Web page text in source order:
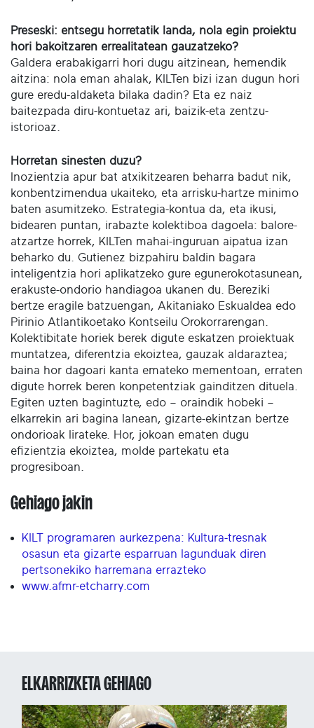
Preseski: entsegu horretatik landa, nola egin proiektu
hori bakoitzaren errealitatean gauzatzeko?
Galdera erabakigarri hori dugu aitzinean, hemendik
aitzina: nola eman ahalak, KILTen bizi izan dugun hori
gure eredu-aldaketa bilaka dadin? Eta ez naiz
baitezpada diru-kontuetaz ari, baizik-eta zentzu-
istorioaz.
Horretan sinesten duzu?
Inozientzia apur bat atxikitzearen beharra badut nik,
konbentzimendua ukaiteko, eta arrisku-hartze minimo
baten asumitzeko. Estrategia-kontua da, eta ikusi,
bidearen puntan, irabazte kolektiboa dagoela: balore-
atzartze horrek, KILTen mahai-inguruan aipatua izan
beharko du. Gutienez bizpahiru baldin bagara
inteligentzia hori aplikatzeko gure egunerokotasunean,
erakuste-ondorio handiagoa ukanen du. Bereziki
bertze eragile batzuengan, Akitaniako Eskualdea edo
Pirinio Atlantikoetako Kontseilu Orokorrarengan.
Kolektibitate horiek berek digute eskatzen proiektuak
muntatzea, diferentzia ekoiztea, gauzak aldaraztea;
baina hor dagoari kanta emateko mementoan, erraten
digute horrek beren konpetentziak gainditzen dituela.
Egiten uzten bagintuzte, edo – oraindik hobeki –
elkarrekin ari bagina lanean, gizarte-ekintzan bertze
ondorioak lirateke. Hor, jokoan ematen dugu
efizientzia ekoiztea, molde partekatu eta
progresiboan.
Gehiago jakin
KILT programaren aurkezpena: Kultura-tresnak
osasun eta gizarte esparruan lagunduak diren
pertsonekiko harremana errazteko
www.afmr-etcharry.com
ELKARRIZKETA GEHIAGO